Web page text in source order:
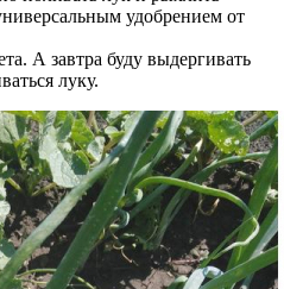
удобрением от
А завтра буду выдергивать
луку.